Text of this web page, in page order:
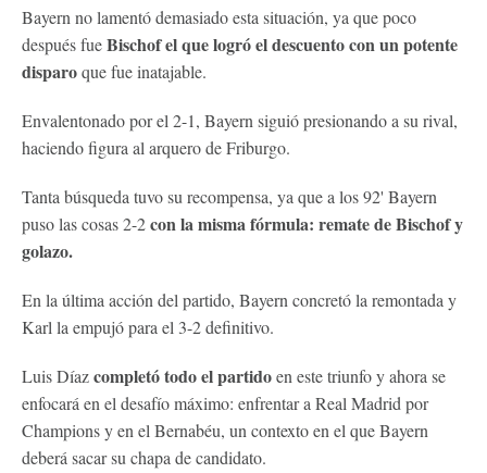
Bayern no lamentó demasiado esta situación, ya que poco
después fueBischof el que logró el descuento con un potente
disparoque fue inatajable.
Envalentonado por el 2-1, Bayern siguió presionando a su rival,
haciendo figura al arquero de Friburgo.
Tanta búsqueda tuvo su recompensa, ya que a los 92' Bayern
puso las cosas 2-2con la misma fórmula: remate de Bischof y
golazo.
En la última acción del partido, Bayern concretó la remontada y
Karl la empujó para el 3-2 definitivo.
Luis Díazcompletó todo el partidoen este triunfo y ahora se
enfocará en el desafío máximo: enfrentar a Real Madrid por
Champions y en el Bernabéu, un contexto en el que Bayern
deberá sacar su chapa de candidato.